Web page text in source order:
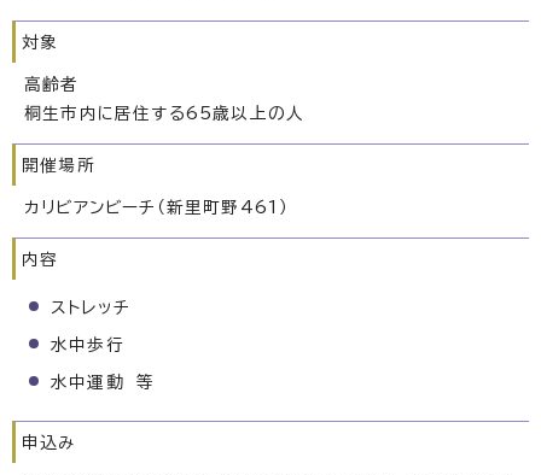
対象
高齢者
桐生市内に居住する65歳以上の人
開催場所
カリビアンビーチ（新里町野461）
内容
ストレッチ
水中歩行
水中運動 等
申込み